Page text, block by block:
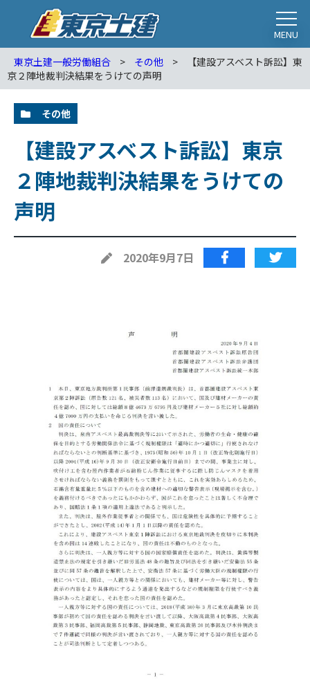
MENU
東京土建一般労働組合 > その他 >
【建設アスベスト訴訟】東
京２陣地裁判決結果をうけての声明
その他
【建設アスベスト訴訟】東京
２陣地裁判決結果をうけての
声明
2020年9月7日